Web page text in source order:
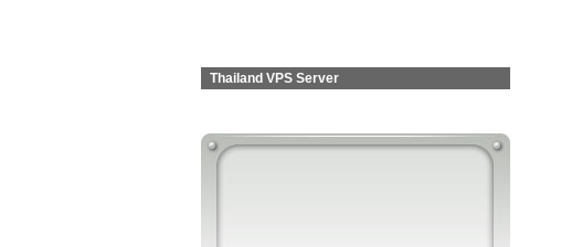
Thailand VPS Server